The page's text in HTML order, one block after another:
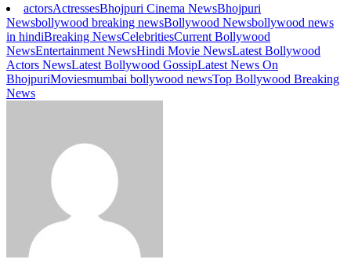
actorsActressesBhojpuri Cinema NewsBhojpuri
Newsbollywood breaking newsBollywood Newsbollywood news
in hindiBreaking NewsCelebritiesCurrent Bollywood
NewsEntertainment NewsHindi Movie NewsLatest Bollywood
Actors NewsLatest Bollywood GossipLatest News On
BhojpuriMoviesmumbai bollywood newsTop Bollywood Breaking
News